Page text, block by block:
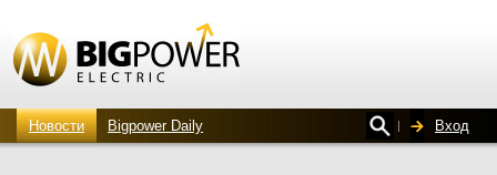
Новости Bigpower Daily Вход